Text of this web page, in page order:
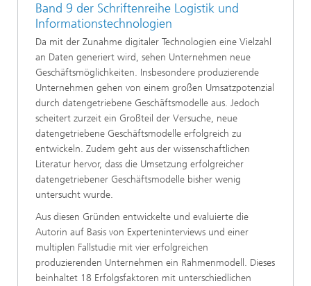
Band 9 der Schriftenreihe Logistik und
Informationstechnologien
Da mit der Zunahme digitaler Technologien eine Vielzahl
an Daten generiert wird, sehen Unternehmen neue
Geschäftsmöglichkeiten. Insbesondere produzierende
Unternehmen gehen von einem großen Umsatzpotenzial
durch datengetriebene Geschäftsmodelle aus. Jedoch
scheitert zurzeit ein Großteil der Versuche, neue
datengetriebene Geschäftsmodelle erfolgreich zu
entwickeln. Zudem geht aus der wissenschaftlichen
Literatur hervor, dass die Umsetzung erfolgreicher
datengetriebener Geschäftsmodelle bisher wenig
untersucht wurde.
Aus diesen Gründen entwickelte und evaluierte die
Autorin auf Basis von Experteninterviews und einer
multiplen Fallstudie mit vier erfolgreichen
produzierenden Unternehmen ein Rahmenmodell. Dieses
beinhaltet 18 Erfolgsfaktoren mit unterschiedlichen